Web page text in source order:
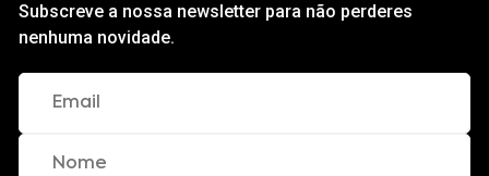
Subscreve a nossa newsletter para não perderes
nenhuma novidade.